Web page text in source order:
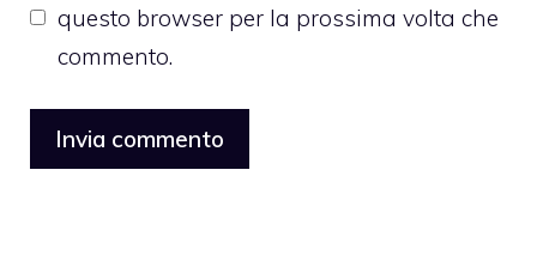
questo browser per la prossima volta che
commento.